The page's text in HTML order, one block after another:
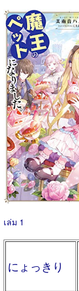
เล่ม 1
にょっきり